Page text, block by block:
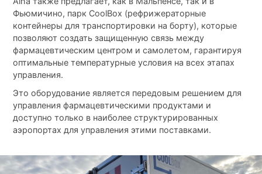
Фьюмичино, парк CoolBox (рефрижераторные
контейнеры для транспортировки на борту), которые
позволяют создать защищенную связь между
фармацевтическим центром и самолетом, гарантируя
оптимальные температурные условия на всех этапах
управления.
Это оборудование является передовым решением для
управления фармацевтическими продуктами и
доступно только в наиболее структурированных
аэропортах для управления этими поставками.